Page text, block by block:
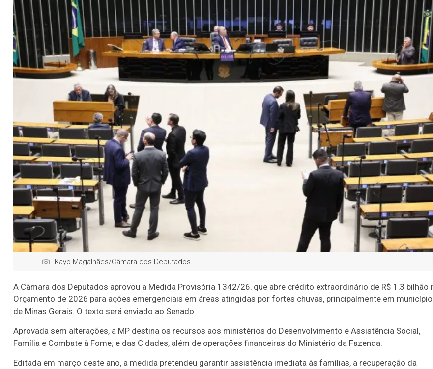
Kayo Magalhães/Câmara dos Deputados
A Câmara dos Deputados aprovou a Medida Provisória 1342/26, que abre crédito extraordinário de R$ 1,3 bilhão
Orçamento de 2026 para ações emergenciais em áreas atingidas por fortes chuvas, principalmente em
de Minas Gerais. O texto será enviado ao Senado.
Aprovada sem alterações, a MP destina os recursos aos ministérios do Desenvolvimento e Assistência Social,
Família e Combate à Fome; e das Cidades, além de operações financeiras do Ministério da Fazenda.
Editada em março deste ano, a medida pretendeu garantir assistência imediata às famílias, a recuperação da